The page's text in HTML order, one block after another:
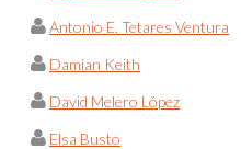
Antonio E. Tetares Ventura
Damian Keith
David Melero López
Elsa Busto